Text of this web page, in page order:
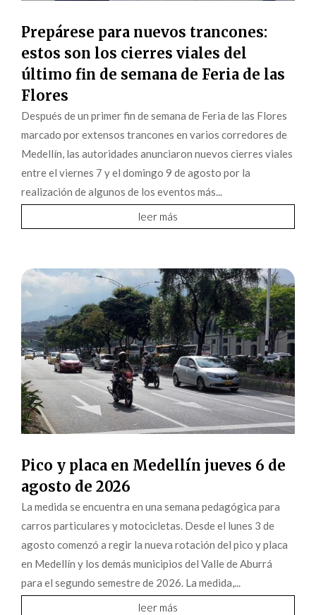
Prepárese para nuevos trancones:
estos son los cierres viales del
último fin de semana de Feria de las
Flores
Después de un primer fin de semana de Feria de las Flores
marcado por extensos trancones en varios corredores de
Medellín, las autoridades anunciaron nuevos cierres viales
entre el viernes 7 y el domingo 9 de agosto por la
realización de algunos de los eventos más...
leer más
Pico y placa en Medellín jueves 6 de
agosto de 2026
La medida se encuentra en una semana pedagógica para
carros particulares y motocicletas. Desde el lunes 3 de
agosto comenzó a regir la nueva rotación del pico y placa
en Medellín y los demás municipios del Valle de Aburrá
para el segundo semestre de 2026. La medida,...
leer más